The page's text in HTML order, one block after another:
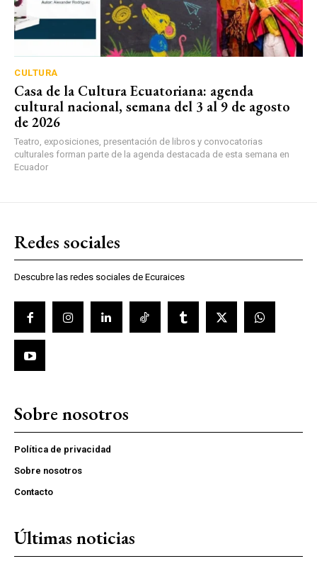
CULTURA
Casa de la Cultura Ecuatoriana: agenda
cultural nacional, semana del 3 al 9 de agosto
de 2026
Teatro, exposiciones, presentación de libros y convocatorias
culturales forman parte de la agenda destacada de esta semana en
Ecuador
Redes sociales
Descubre las redes sociales de Ecuraices
Sobre nosotros
Política de privacidad
Sobre nosotros
Contacto
Últimas noticias